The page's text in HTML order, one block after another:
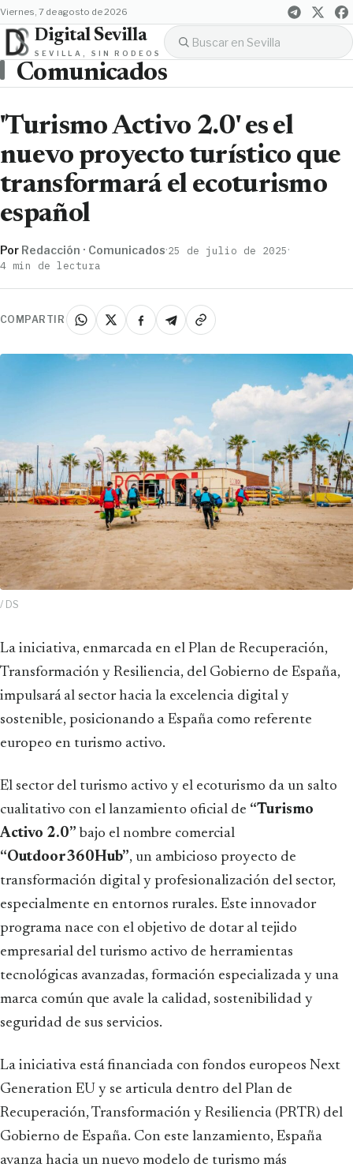
viernes, 7 de agosto de 2026
Digital Sevilla
SEVILLA, SIN RODEOS
Comunicados
'Turismo Activo 2.0' es el
nuevo proyecto turístico que
transformará el ecoturismo
español
Por Redacción · Comunicados·25 de julio de 2025·
4 min de lectura
COMPARTIR
/ DS
La iniciativa, enmarcada en el Plan de Recuperación,
Transformación y Resiliencia, del Gobierno de España,
impulsará al sector hacia la excelencia digital y
sostenible, posicionando a España como referente
europeo en turismo activo.
El sector del turismo activo y el ecoturismo da un salto
cualitativo con el lanzamiento oficial de “Turismo
Activo 2.0” bajo el nombre comercial
“Outdoor360Hub”, un ambicioso proyecto de
transformación digital y profesionalización del sector,
especialmente en entornos rurales. Este innovador
programa nace con el objetivo de dotar al tejido
empresarial del turismo activo de herramientas
tecnológicas avanzadas, formación especializada y una
marca común que avale la calidad, sostenibilidad y
seguridad de sus servicios.
La iniciativa está financiada con fondos europeos Next
Generation EU y se articula dentro del Plan de
Recuperación, Transformación y Resiliencia (PRTR) del
Gobierno de España. Con este lanzamiento, España
avanza hacia un nuevo modelo de turismo más